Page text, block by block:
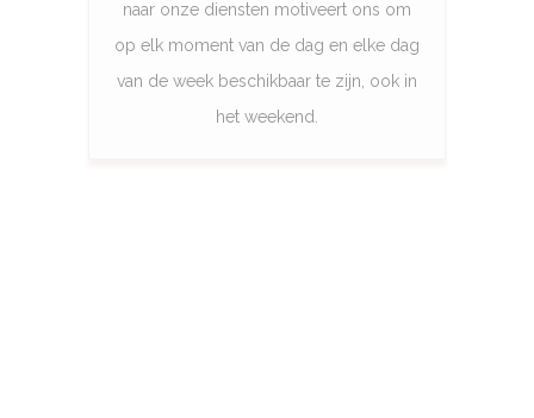
naar onze diensten motiveert ons om
op elk moment van de dag en elke dag
van de week beschikbaar te zijn, ook in
het weekend.